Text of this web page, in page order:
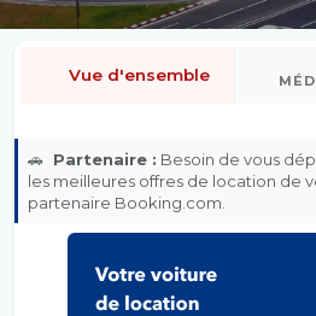
Vue d'ensemble
🚗 Partenaire : Besoin de vous
les meilleures offres de location de
partenaire Booking.com.